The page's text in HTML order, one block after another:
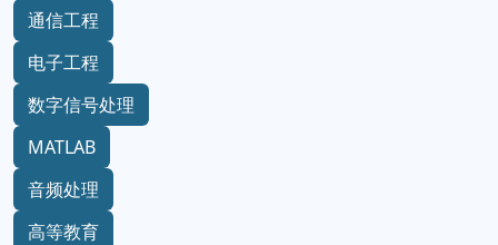
通信工程
电子工程
数字信号处理
MATLAB
音频处理
高等教育